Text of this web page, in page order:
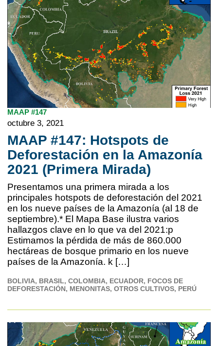
MAAP #147
octubre 3, 2021
MAAP #147: Hotspots de
Deforestación en la Amazonía
2021 (Primera Mirada)
Presentamos una primera mirada a los
principales hotspots de deforestación del 2021
en los nueve países de la Amazonía (al 18 de
septiembre).* El Mapa Base ilustra varios
hallazgos clave en lo que va del 2021:p
Estimamos la pérdida de más de 860.000
hectáreas de bosque primario en los nueve
países de la Amazonía. k […]
BOLIVIA BRASIL COLOMBIA ECUADOR FOCOS DE
DEFORESTACIÓN MENONITAS OTROS CULTIVOS PERÚ